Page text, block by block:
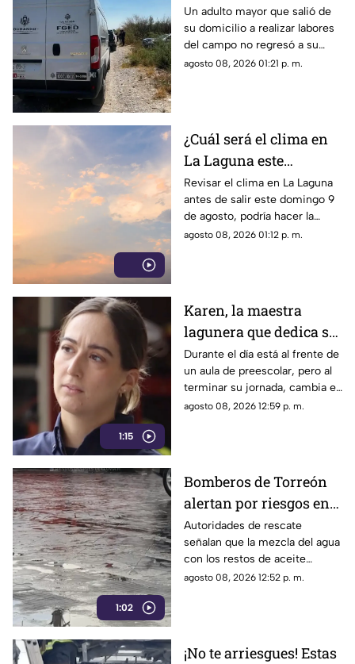
Palacio; habría sufrido
un infarto
Un adulto mayor que salió de
su domicilio a realizar labores
del campo no regresó a su
hogar. Tras ser buscado por su
agosto 08, 2026 01:21 p. m.
¿Cuál será el clima en
La Laguna este
domingo 9 de agosto
2026?
Revisar el clima en La Laguna
antes de salir este domingo 9
de agosto, podría hacer la
diferencia entre un día
agosto 08, 2026 01:12 p. m.
1:15
Karen, la maestra
lagunera que dedica su
tiempo libre a ser
bombera voluntaria
Durante el día está al frente de
un aula de preescolar, pero al
terminar su jornada, cambia el
pizarrón por el uniforme de
agosto 08, 2026 12:59 p. m.
1:02
Bomberos de Torreón
alertan por riesgos en
el asfalto tras las
recientes lluvias
Autoridades de rescate
señalan que la mezcla del agua
con los restos de aceite
acumulados en la calle provoca
agosto 08, 2026 12:52 p. m.
¡No te arriesgues! Estas